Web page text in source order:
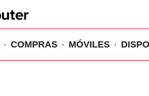
COMPRAS MÓVILES